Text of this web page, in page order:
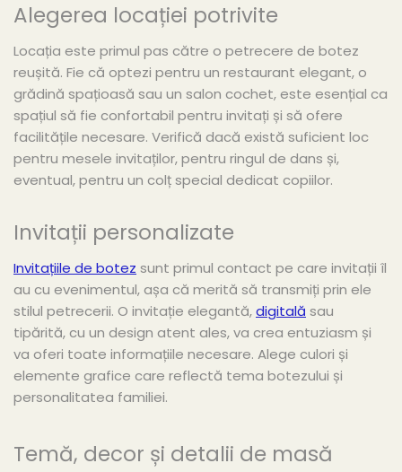
Alegerea locației potrivite
Locația este primul pas către o petrecere de botez
reușită. Fie că optezi pentru un restaurant elegant, o
grădină spațioasă sau un salon cochet, este esențial ca
spațiul să fie confortabil pentru invitați și să ofere
facilitățile necesare. Verifică dacă există suficient loc
pentru mesele invitaților, pentru ringul de dans și,
eventual, pentru un colț special dedicat copiilor.
Invitații personalizate
Invitațiile de botez sunt primul contact pe care invitații îl
au cu evenimentul, așa că merită să transmiți prin ele
stilul petrecerii. O invitație elegantă,digitală sau
tipărită, cu un design atent ales, va crea entuziasm și
va oferi toate informațiile necesare. Alege culori și
elemente grafice care reflectă tema botezului și
personalitatea familiei.
Temă, decor și detalii de masă